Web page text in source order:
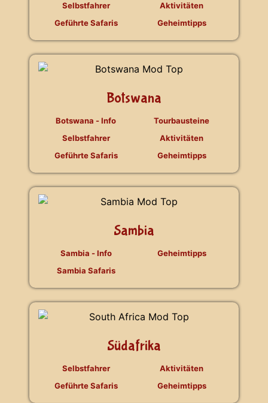
Selbstfahrer
Geführte Safaris
Aktivitäten
Geheimtipps
Botswana
Botswana - Info
Selbstfahrer
Geführte Safaris
Tourbausteine
Aktivitäten
Geheimtipps
Sambia
Sambia - Info
Sambia Safaris
Geheimtipps
Südafrika
Selbstfahrer
Geführte Safaris
Aktivitäten
Geheimtipps